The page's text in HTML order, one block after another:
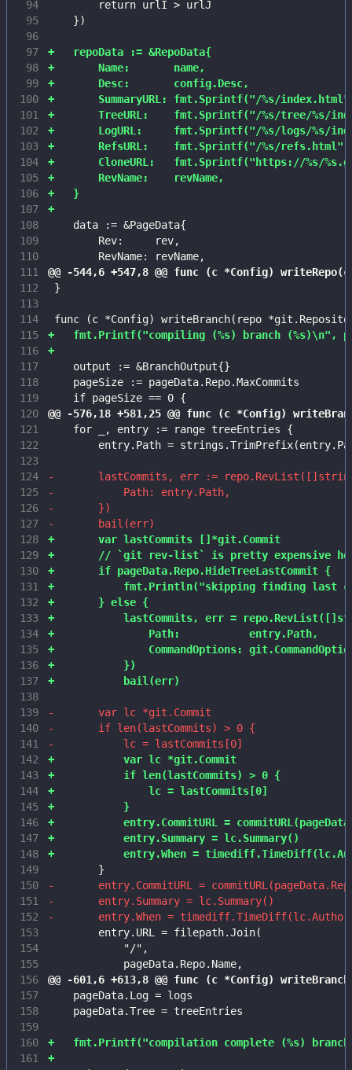
94
95
96
97
+	repoData := &RepoData{
98
99
100
101
102
103
104
105
106
+	}
107
+
108
109
110
111
112
113
114
115
116
+
117
118
119
120
121
122
123
124
125
126
127
128
+		var lastCommits []*git.Commit
129
130
+		if pageData.Repo.HideTreeLastCommit {
131
132
+		} else {
133
134
135
136
137
138
139
140
141
142
+			var lc *git.Commit
143
+			if len(lastCommits) > 0 {
144
145
+			}
146
147
148
149
150
151
152
153
154
155
156
157
158
159
160
161
+